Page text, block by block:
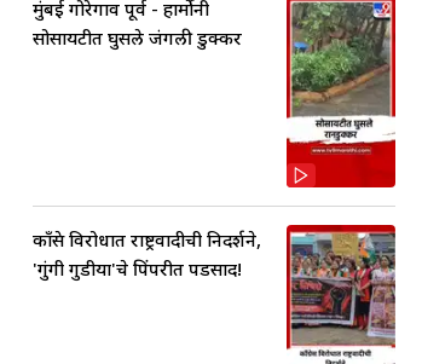
मुंबई गोरेगाव पूर्व - हार्मोनी
सोसायटीत घुसले जंगली डुक्कर
काँग्रेस विरोधात राष्ट्रवादीची निदर्शने,
'गुंगी गुडीया'चे पिंपरीत पडसाद!